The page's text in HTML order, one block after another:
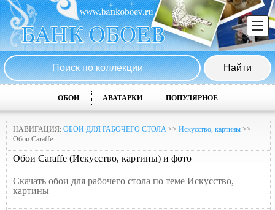
ОБОИ АВАТАРКИ ПОПУЛЯРНОЕ
НАВИГАЦИЯ: ОБОИ ДЛЯ РАБОЧЕГО СТОЛА >> Искусство, картины >>
Обои Caraffe
Обои Caraffe (Искусство, картины) и фото
Скачать обои для рабочего стола по теме Искусство,
картины